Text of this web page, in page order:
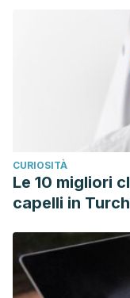
CURIOSITÀ
Le 10 migliori
capelli in